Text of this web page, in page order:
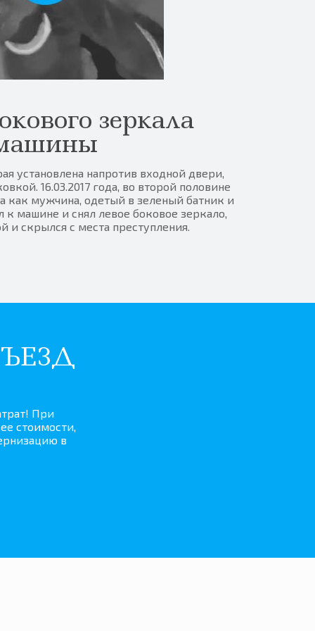
зеркала
установлена напротив входной двери,
16.03.2017 года, во второй половине
как мужчина, одетый в зеленый батник и
машине и снял левое боковое зеркало,
и скрылся с места преступления.
При
стоимости,
в